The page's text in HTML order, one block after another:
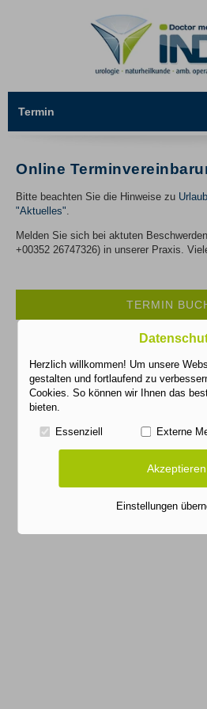
Termin
Online
Bitte beachten Sie die Hinweise zu
"Aktuelles".
Melden Sie sich bei aktuten
+00352 26747326) in unserer Praxis.
TERMIN
Herzlich willkommen! Um unsere
gestalten und fortlaufend zu
Cookies. So können wir Ihnen das
bieten.
Essenziell Externe
Akzeptieren
Einstellungen